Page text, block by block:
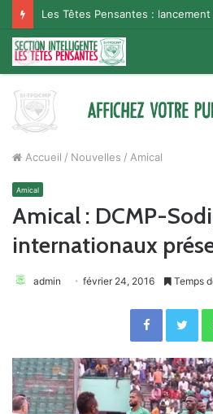
Accueil / Nouvelles / Amical
Amical
Amical : DCMP-
internationaux
admin février 24, 2016 Temps
Facebook